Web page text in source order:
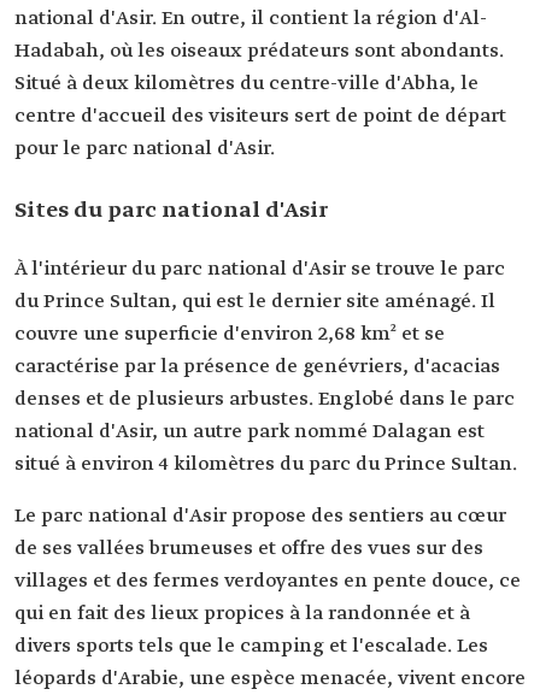
national d'Asir. En outre, il contient la région d'Al-
Hadabah, où les oiseaux prédateurs sont abondants.
Situé à deux kilomètres du centre-ville d'Abha, le
centre d'accueil des visiteurs sert de point de départ
pour le parc national d'Asir.
Sites du parc national d'Asir
À l'intérieur du parc national d'Asir se trouve le parc
du Prince Sultan, qui est le dernier site aménagé. Il
couvre une superficie d'environ 2,68 km² et se
caractérise par la présence de genévriers, d'acacias
denses et de plusieurs arbustes. Englobé dans le parc
national d'Asir, un autre park nommé Dalagan est
situé à environ 4 kilomètres du parc du Prince Sultan.
Le parc national d'Asir propose des sentiers au cœur
de ses vallées brumeuses et offre des vues sur des
villages et des fermes verdoyantes en pente douce, ce
qui en fait des lieux propices à la randonnée et à
divers sports tels que le camping et l'escalade. Les
léopards d'Arabie, une espèce menacée, vivent encore